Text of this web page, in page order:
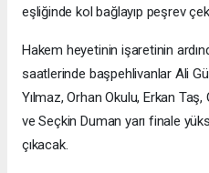
eşliğinde kol bağlayıp peşrev
Hakem heyetinin işaretinin
saatlerinde başpehlivanlar Ali
Yılmaz, Orhan Okulu, Erkan
ve Seçkin Duman yarı finale
çıkacak.